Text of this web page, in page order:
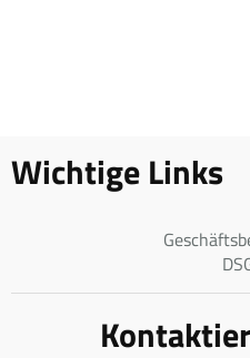
Wichtige Links